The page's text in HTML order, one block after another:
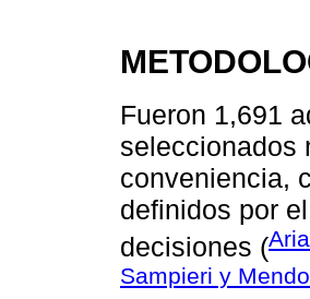
Fueron 1,691
seleccionados
conveniencia,
definidos por
decisiones (
Sampieri y